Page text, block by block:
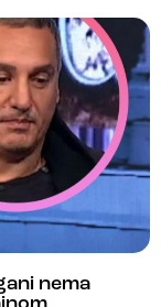
nema